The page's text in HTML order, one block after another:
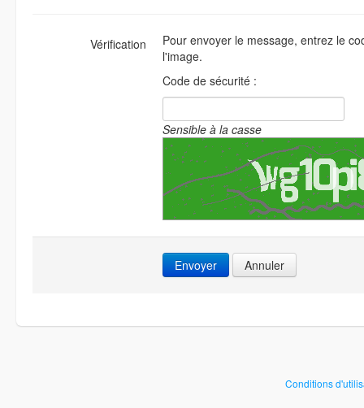
Vérification
Pour envoyer le message, entrez le
l'image.
Code de sécurité :
Sensible à la casse
Envoyer Annuler
Conditions